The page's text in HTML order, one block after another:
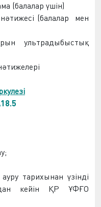
(балалар үшін)
(балалар
мен
ультрадыбыстық
;
тарихынан үзінді
кейін ҚР ҰФҒО